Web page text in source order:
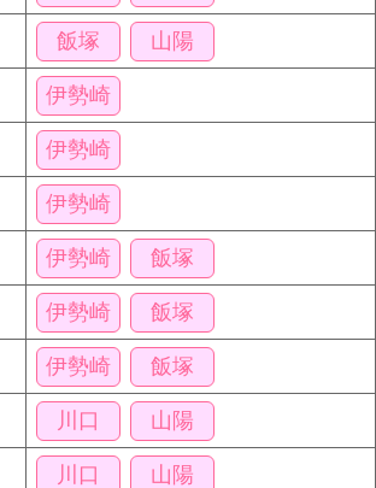
飯塚 山陽
伊勢崎
伊勢崎
伊勢崎
伊勢崎 飯塚
伊勢崎 飯塚
伊勢崎 飯塚
川口 山陽
川口 山陽